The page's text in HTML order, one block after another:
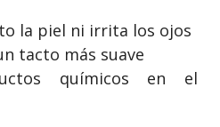
la piel ni irrita los ojos
tacto más suave
químicos en el